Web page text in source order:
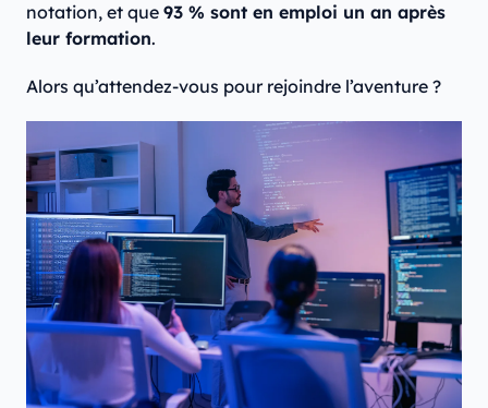
notation, et que 93 % sont en emploi un an après
leur formation.
Alors qu’attendez-vous pour rejoindre l’aventure ?